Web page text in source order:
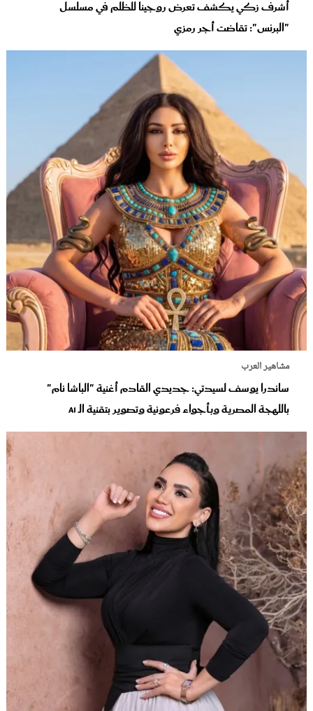
أشرف زكي يكشف تعرض روجينا للظلم في مسلسل
"البرنس": تقاضت أجر رمزي
مشاهير العرب
ساندرا يوسف لسيدتي: جديدي القادم أغنية "الباشا نام"
باللهجة المصرية وبأجواء فرعونية وتصوير بتقنية الـ Ai